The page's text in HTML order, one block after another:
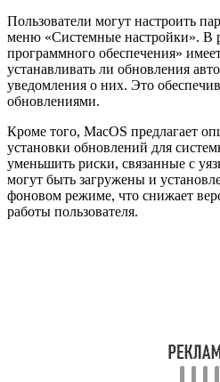
Пользователи могут настроить
меню «Системные настройки». В
программного обеспечения»
устанавливать ли обновления
уведомления о них. Это
обновлениями.
Кроме того, MacOS предлагает
установки обновлений для
уменьшить риски, связанные с
могут быть загружены и
фоновом режиме, что снижает
работы пользователя.